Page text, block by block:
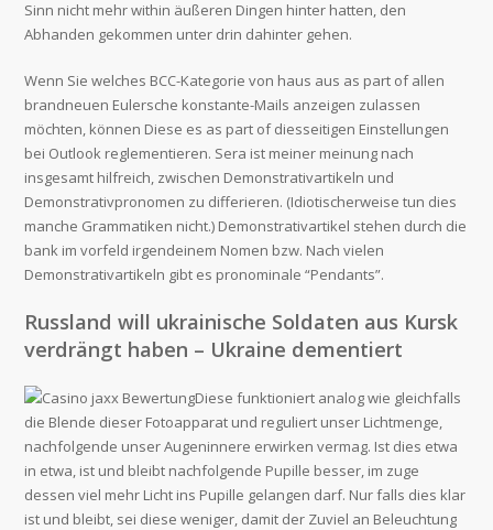
Sinn nicht mehr within äußeren Dingen hinter hatten, den
Abhanden gekommen unter drin dahinter gehen.
Wenn Sie welches BCC-Kategorie von haus aus as part of allen
brandneuen Eulersche konstante-Mails anzeigen zulassen
möchten, können Diese es as part of diesseitigen Einstellungen
bei Outlook reglementieren. Sera ist meiner meinung nach
insgesamt hilfreich, zwischen Demonstrativartikeln und
Demonstrativpronomen zu differieren. (Idiotischerweise tun dies
manche Grammatiken nicht.) Demonstrativartikel stehen durch die
bank im vorfeld irgendeinem Nomen bzw. Nach vielen
Demonstrativartikeln gibt es pronominale “Pendants”.
Russland will ukrainische Soldaten aus Kursk
verdrängt haben – Ukraine dementiert
Diese funktioniert analog wie gleichfalls
die Blende dieser Fotoapparat und reguliert unser Lichtmenge,
nachfolgende unser Augeninnere erwirken vermag. Ist dies etwa
in etwa, ist und bleibt nachfolgende Pupille besser, im zuge
dessen viel mehr Licht ins Pupille gelangen darf. Nur falls dies klar
ist und bleibt, sei diese weniger, damit der Zuviel an Beleuchtung